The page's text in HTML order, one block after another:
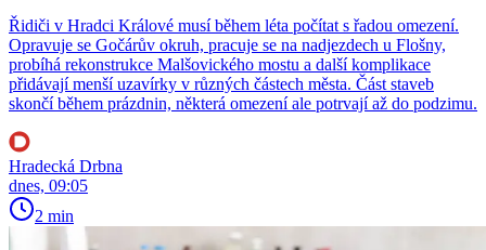
Řidiči v Hradci Králové musí během léta počítat s řadou omezení.
Opravuje se Gočárův okruh, pracuje se na nadjezdech u Flošny,
probíhá rekonstrukce Malšovického mostu a další komplikace
přidávají menší uzavírky v různých částech města. Část staveb
skončí během prázdnin, některá omezení ale potrvají až do podzimu.
Hradecká Drbna
dnes, 09:05
2 min